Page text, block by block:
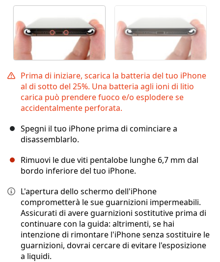
Prima di iniziare, scarica la batteria del tuo iPhone
al di sotto del 25%. Una batteria agli ioni di litio
carica può prendere fuoco e/o esplodere se
accidentalmente perforata.
Spegni il tuo iPhone prima di cominciare a
disassemblarlo.
Rimuovi le due viti pentalobe lunghe 6,7 mm dal
bordo inferiore del tuo iPhone.
L'apertura dello schermo dell'iPhone
comprometterà le sue guarnizioni impermeabili.
Assicurati di avere guarnizioni sostitutive prima di
continuare con la guida: altrimenti, se hai
intenzione di rimontare l'iPhone senza sostituire le
guarnizioni, dovrai cercare di evitare l'esposizione
a liquidi.